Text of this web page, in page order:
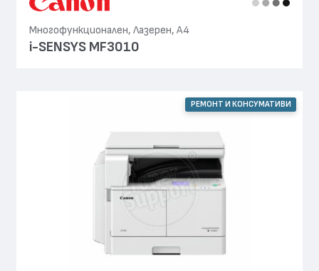
Многофункционален, Лазерен, А4
i-SENSYS MF3010
РЕМОНТ И КОНСУМАТИВИ